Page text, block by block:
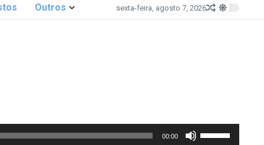
Outros sexta-feira, agosto 7, 2026
00:00